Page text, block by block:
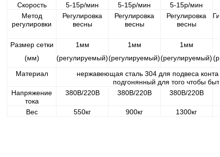
Скорость 5-15р/мин 5-15р/мин
5-15р/мин
Метод
регулировки
Регулировка
весны
Регулировка
весны
Регулировка
весны
Размер сетки
(мм)
1мм
(регулируемый)
1мм
(регулируемый)
1мм
(регулируемый)
Материал
нержавеющая сталь 304 для подвеса
подгонянный для того чтобы
Напряжение
тока
380В/220В 380В/220В 380В/220В
Вес 550кг 900кг 1300кг